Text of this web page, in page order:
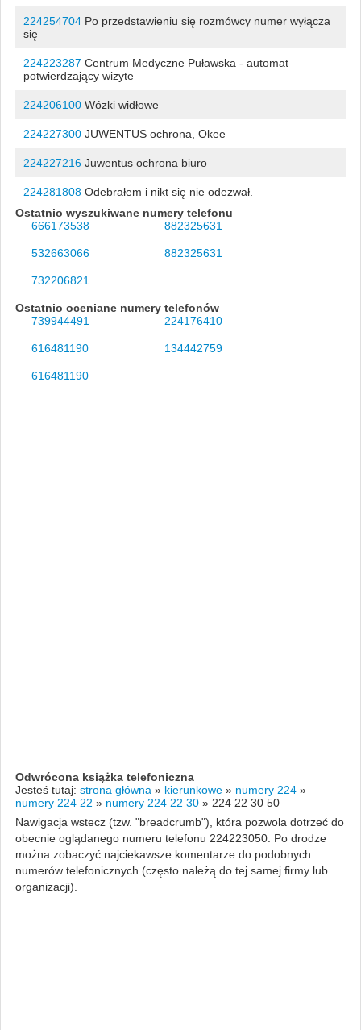
224254704Po przedstawieniu się rozmówcy numer wyłącza
się
224223287 Centrum Medyczne Puławska - automat
potwierdzający wizyte
224206100Wózki widłowe
224227300JUWENTUS ochrona, Okee
224227216Juwentus ochrona biuro
224281808Odebrałem i nikt się nie odezwał.
Ostatnio wyszukiwane numery telefonu
666173538
882325631
532663066 882325631
732206821
Ostatnio oceniane numery telefonów
739944491
224176410
616481190 134442759
616481190
Odwrócona książka telefoniczna
Jesteś tutaj: strona główna » kierunkowe » numery 224 »
numery 224 22 » numery 224 22 30 » 224 22 30 50
Nawigacja wstecz (tzw. "breadcrumb"), która pozwola dotrzeć do
obecnie oglądanego numeru telefonu 224223050. Po drodze
można zobaczyć najciekawsze komentarze do podobnych
numerów telefonicznych (często należą do tej samej firmy lub
organizacji).